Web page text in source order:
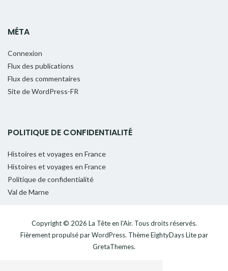
MÉTA
Connexion
Flux des publications
Flux des commentaires
Site de WordPress-FR
POLITIQUE DE CONFIDENTIALITÉ
Histoires et voyages en France
Histoires et voyages en France
Politique de confidentialité
Val de Marne
Copyright © 2026 La Tête en l'Air. Tous droits réservés.
Fièrement propulsé parWordPress. ThèmeEightyDays Litepar
GretaThemes.